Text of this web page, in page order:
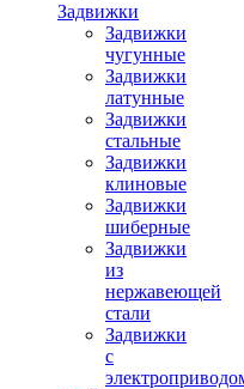
Задвижки
Задвижки
чугунные
Задвижки
латунные
Задвижки
стальные
Задвижки
клиновые
Задвижки
шиберные
Задвижки
из
нержавеющей
стали
Задвижки
с